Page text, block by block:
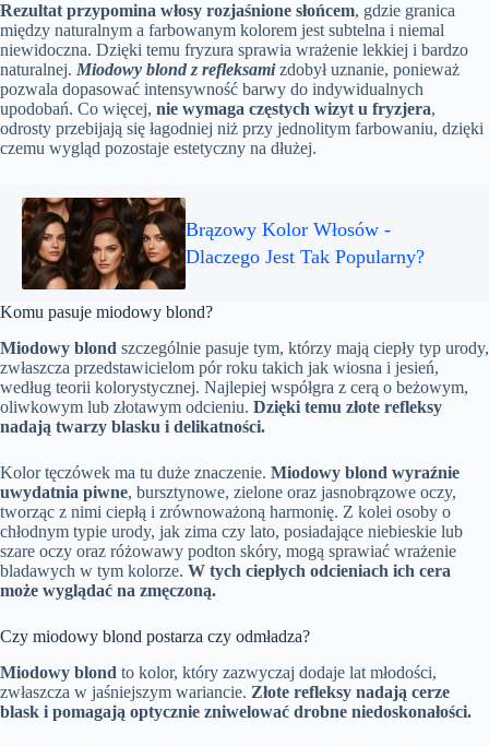
Rezultat przypomina włosy rozjaśnione słońcem, gdzie granica
między naturalnym a farbowanym kolorem jest subtelna i niemal
niewidoczna. Dzięki temu fryzura sprawia wrażenie lekkiej i bardzo
naturalnej. Miodowy blond z refleksamizdobył uznanie, ponieważ
pozwala dopasować intensywność barwy do indywidualnych
upodobań. Co więcej, nie wymaga częstych wizyt u fryzjera,
odrosty przebijają się łagodniej niż przy jednolitym farbowaniu, dzięki
czemu wygląd pozostaje estetyczny na dłużej.
Brązowy Kolor Włosów -
Dlaczego Jest Tak Popularny?
Komu pasuje miodowy blond?
Miodowy blond szczególnie pasuje tym, którzy mają ciepły typ urody,
zwłaszcza przedstawicielom pór roku takich jak wiosna i jesień,
według teorii kolorystycznej. Najlepiej współgra z cerą o beżowym,
oliwkowym lub złotawym odcieniu. Dzięki temu złote refleksy
nadają twarzy blasku i delikatności.
Kolor tęczówek ma tu duże znaczenie. Miodowy blond wyraźnie
uwydatnia piwne, bursztynowe, zielone oraz jasnobrązowe oczy,
tworząc z nimi ciepłą i zrównoważoną harmonię. Z kolei osoby o
chłodnym typie urody, jak zima czy lato, posiadające niebieskie lub
szare oczy oraz różowawy podton skóry, mogą sprawiać wrażenie
bladawych w tym kolorze. W tych ciepłych odcieniach ich cera
może wyglądać na zmęczoną.
Czy miodowy blond postarza czy odmładza?
Miodowy blond to kolor, który zazwyczaj dodaje lat młodości,
zwłaszcza w jaśniejszym wariancie. Złote refleksy nadają cerze
blask i pomagają optycznie zniwelować drobne niedoskonałości.